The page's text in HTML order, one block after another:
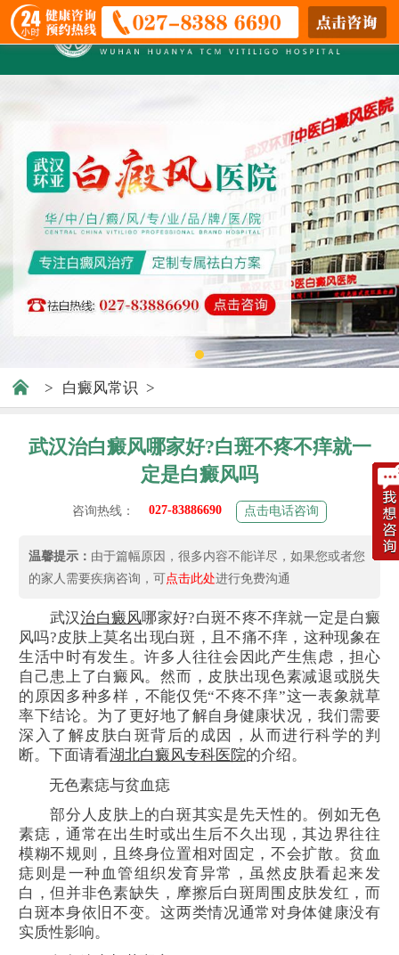
> 白癜风常识 >
武汉治白癜风哪家好?白斑不疼不痒就一
定是白癜风吗
咨询热线： 027-83886690 点击电话咨询
温馨提示： 由于篇幅原因，很多内容不能详尽，如果您或者您
的家人需要疾病咨询，可点击此处进行免费沟通
武汉治白癜风哪家好?白斑不疼不痒就一定是白癜
风吗?皮肤上莫名出现白斑，且不痛不痒，这种现象在
生活中时有发生。许多人往往会因此产生焦虑，担心
自己患上了白癜风。然而，皮肤出现色素减退或脱失
的原因多种多样，不能仅凭“不疼不痒”这一表象就草
率下结论。为了更好地了解自身健康状况，我们需要
深入了解皮肤白斑背后的成因，从而进行科学的判
断。下面请看湖北白癜风专科医院的介绍。
无色素痣与贫血痣
部分人皮肤上的白斑其实是先天性的。例如无色
素痣，通常在出生时或出生后不久出现，其边界往往
模糊不规则，且终身位置相对固定，不会扩散。贫血
痣则是一种血管组织发育异常，虽然皮肤看起来发
白，但并非色素缺失，摩擦后白斑周围皮肤发红，而
白斑本身依旧不变。这两类情况通常对身体健康没有
实质性影响。